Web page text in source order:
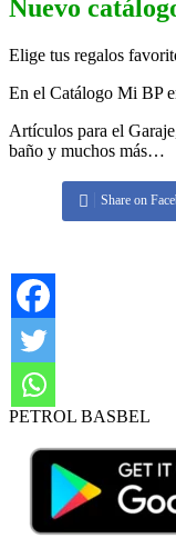
Nuevo
Elige tus regalos
En el Catálogo Mi BP
Artículos para el
baño y muchos más…
Share on
PETROL BASBEL